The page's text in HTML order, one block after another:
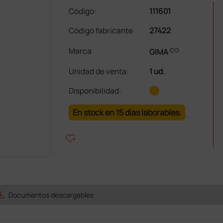
Código:
111601
Código fabricante
27422
Marca
GIMAlink
Unidad de venta:
1 ud.
Disponibilidad:
En stock en 15 días laborables.
heart_plus
Documentos descargables